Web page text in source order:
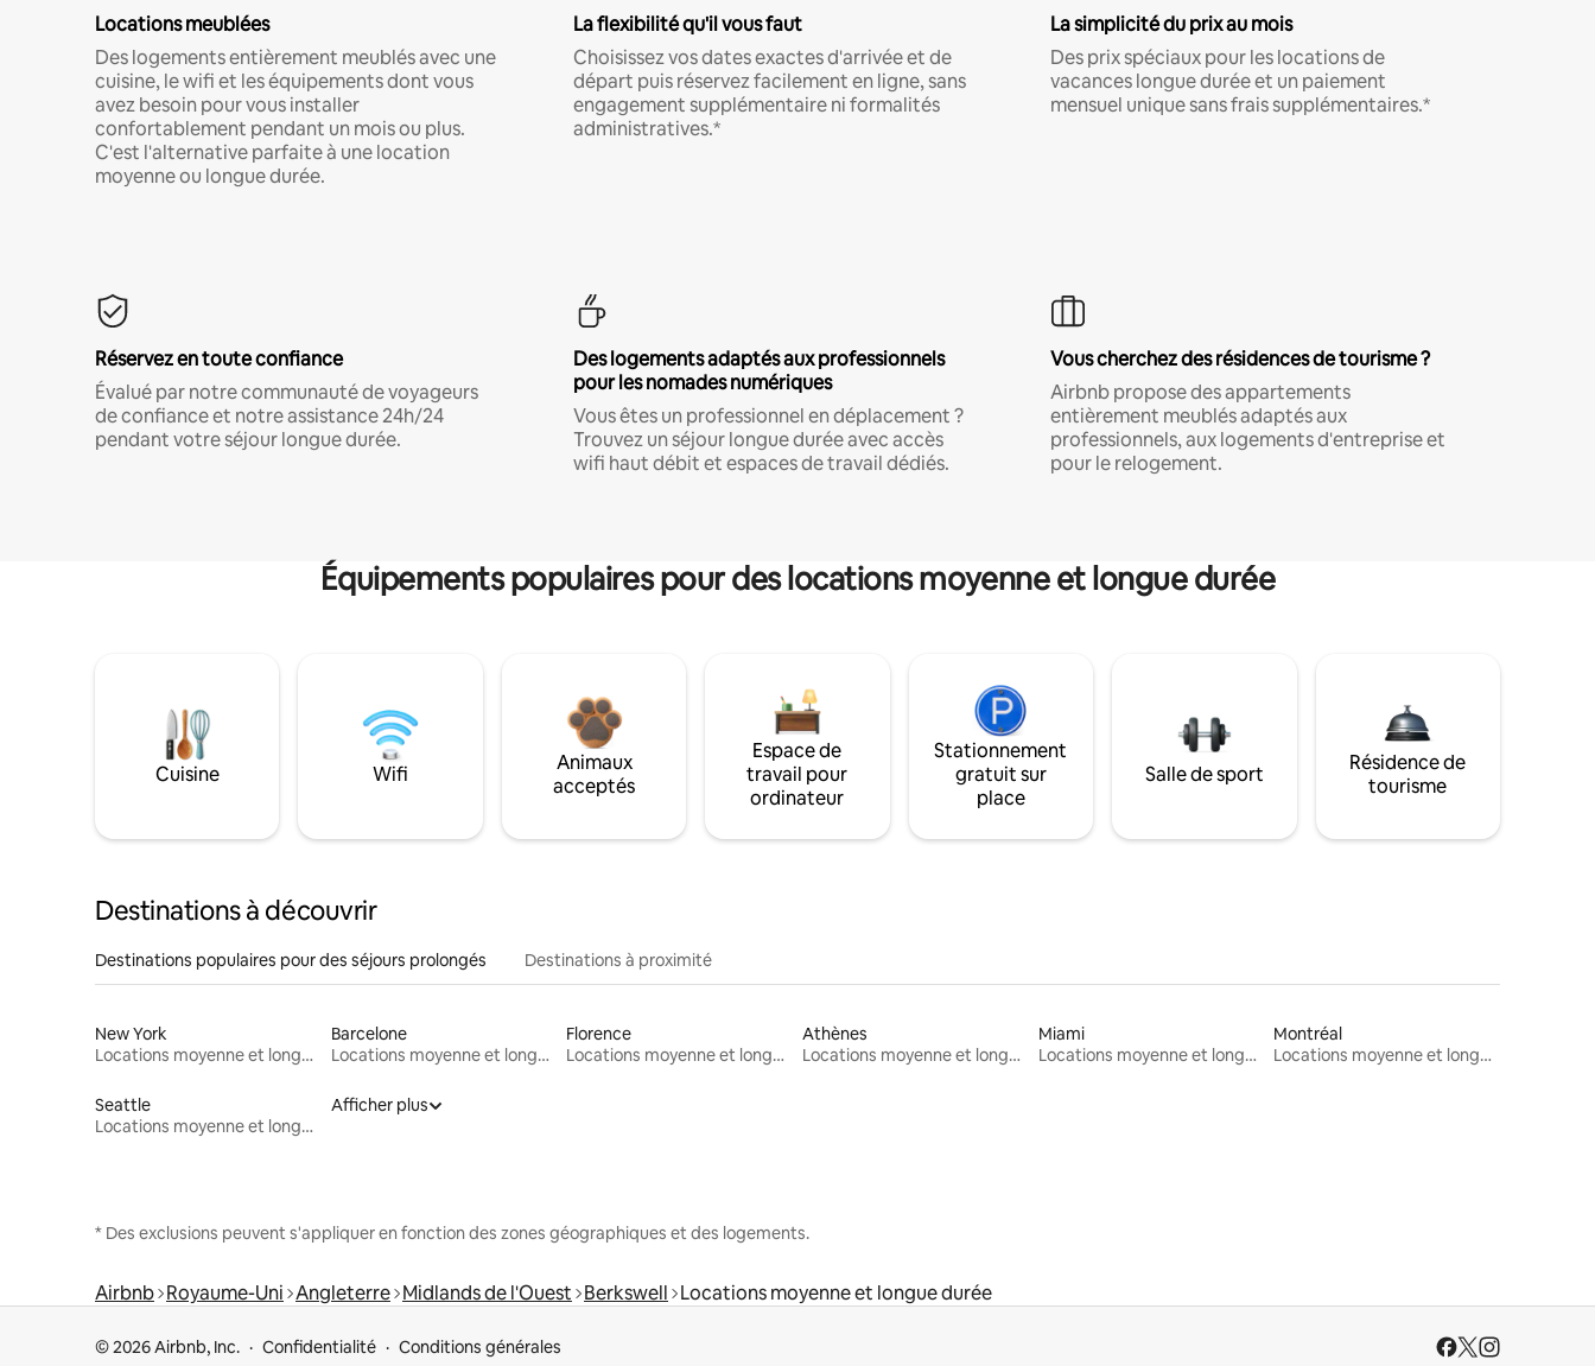
Locations meublées
Des logements entièrement meublés avec une
cuisine, le wifi et les équipements dont vous
avez besoin pour vous installer
confortablement pendant un mois ou plus.
C'est l'alternative parfaite à une location
moyenne ou longue durée.
La flexibilité qu'il vous faut
Choisissez vos dates exactes d'arrivée et de
départ puis réservez facilement en ligne, sans
engagement supplémentaire ni formalités
administratives.*
La simplicité du prix au mois
Des prix spéciaux pour les locations de
vacances longue durée et un paiement
mensuel unique sans frais supplémentaires.*
Réservez en toute confiance
Évalué par notre communauté de voyageurs
de confiance et notre assistance 24h/24
pendant votre séjour longue durée.
Des logements adaptés aux professionnels
pour les nomades numériques
Vous êtes un professionnel en déplacement ?
Trouvez un séjour longue durée avec accès
wifi haut débit et espaces de travail dédiés.
Vous cherchez des résidences de tourisme ?
Airbnb propose des appartements
entièrement meublés adaptés aux
professionnels, aux logements d'entreprise et
pour le relogement.
Équipements populaires pour des locations moyenne et longue durée
Cuisine Wifi
Animaux
acceptés
Espace de
travail pour
ordinateur
Stationnement
gratuit sur
place
Salle de sport
Résidence de
tourisme
Destinations à découvrir
Destinations populaires pour des séjours prolongés Destinations à proximité
New York
Locations moyenne et longue durée
Barcelone
Locations moyenne et longue durée
Florence
Locations moyenne et longue durée
Athènes
Locations moyenne et longue durée
Miami
Locations moyenne et longue durée
Montréal
Locations moyenne et longue durée
Seattle
Locations moyenne et longue durée
Afficher plus
* Des exclusions peuvent s'appliquer en fonction des zones géographiques et des logements.
Airbnb Royaume-Uni Angleterre Midlands de l'Ouest Berkswell Locations moyenne et longue durée
© 2026 Airbnb, Inc. Confidentialité Conditions générales